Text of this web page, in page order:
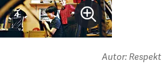
Autor: Respekt